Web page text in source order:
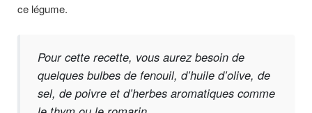
ce légume.
Pour cette recette, vous aurez besoin de
quelques bulbes de fenouil, d’huile d’olive, de
sel, de poivre et d’herbes aromatiques comme